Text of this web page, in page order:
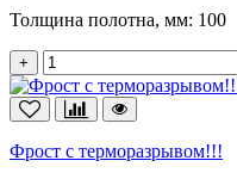
Толщина полотна, мм: 100
+
Фрост с терморазрывом!!!